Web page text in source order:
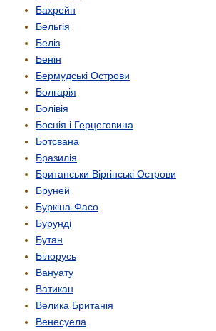
Бахрейн
Бельгія
Беліз
Бенін
Бермудські Острови
Болгарія
Болівія
Боснія і Герцеговина
Ботсвана
Бразилія
Британськи Віргінські Острови
Бруней
Буркіна-Фасо
Бурунді
Бутан
Білорусь
Вануату
Ватикан
Велика Британія
Венесуела